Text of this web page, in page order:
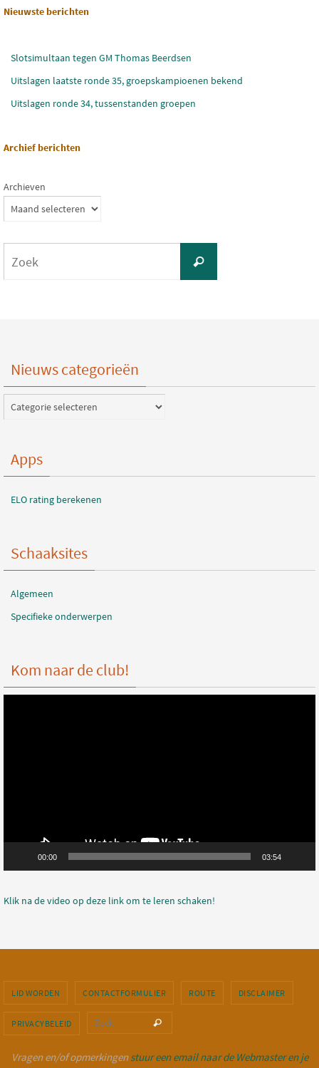
Nieuwste berichten
Slotsimultaan tegen GM Thomas Beerdsen
Uitslagen laatste ronde 35, groepskampioenen bekend
Uitslagen ronde 34, tussenstanden groepen
Archief berichten
Archieven
Zoek
Nieuws categorieën
Nieuws
categorieën
Apps
ELO rating berekenen
Schaaksites
Algemeen
Specifieke onderwerpen
Kom naar de club!
00:00 03:54
Klik na de video op deze link om te leren schaken!
LID WORDEN CONTACTFORMULIER ROUTE DISCLAIMER
PRIVACYBELEID Zoek
Vragen en/of opmerkingenstuur een email naar de Webmaster en je